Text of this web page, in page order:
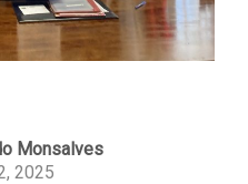
Monsalves
2025